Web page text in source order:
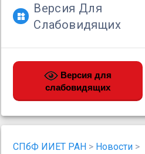
Версия Для
Слабовидящих
Версия для
слабовидящих
СПбФ ИИЕТ РАН > Новости >